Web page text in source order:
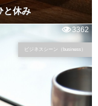
と休み
ビジネスシーン（business）
3362